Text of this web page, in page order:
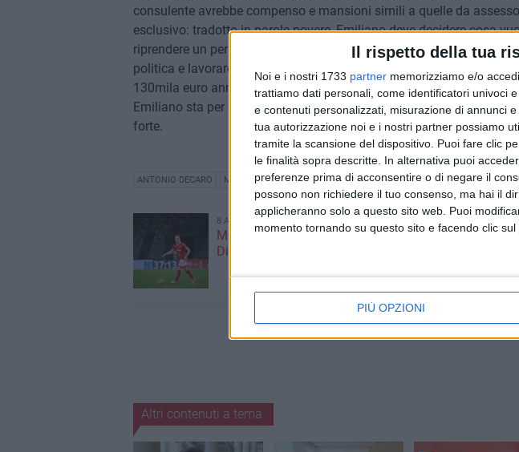
Il rispetto della tua
Noi e i nostri 1733 partner memorizziamo e/o
trattiamo dati personali, come identificatori univoci
e contenuti personalizzati, misurazione di annunci
tua autorizzazione noi e i nostri partner possiamo
tramite la scansione del dispositivo. Puoi fare clic
le finalità sopra descritte. In alternativa puoi
preferenze prima di acconsentire o di negare il
possono non richiedere il tuo consenso, ma hai il
applicheranno solo a questo sito web. Puoi
momento tornando su questo sito e facendo clic
PIÙ OPZIONI
consulente avrebbe compenso e mansioni simili a quelle da
esclusivo: tradotto in parole povere, Emiliano deve decidere cosa
riprendere un percorso in magistratura interrotto 20 anni fa o se
politica e lavorare fianco a fianco col suo amico ed ex pupillo,
130mila euro annui. Non male.
Emiliano sta per sciogliere le riserve - dicono i bene informati - ed il
forte.
ANTONIO DECARO MICHELE EMILIANO
8 AGOSTO 2026
Mercato in uscita, anche
Dickmann lascia Bari
Altri contenuti a tema